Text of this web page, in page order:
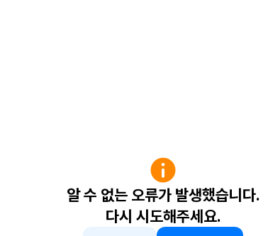
알 수 없는 오류가 발생했습니다.
다시 시도해주세요.